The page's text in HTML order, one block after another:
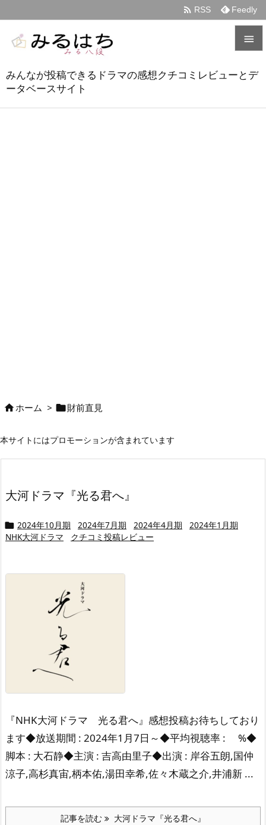
みんなが投稿できるドラマの感想クチコミレビューとデ
ータベースサイト

メニュ
 RSS Feedly
ホーム > 財前直見
本サイトにはプロモーションが含まれています
大河ドラマ『光る君へ』
 2024年10月期 2024年7月期 2024年4月期
2024年1月期
NHK大河ドラマ
クチコミ投稿レビュー
『NHK大河ドラマ 光る君へ』感想投稿お待ちしており
ます◆放送期間 : 2024年1月7日～◆平均視聴率 : %◆
脚本 : 大石静◆主演 : 吉高由里子◆出演 : 岸谷五朗,国仲
涼子,高杉真宙,柄本佑,湯田幸希,佐々木蔵之介,井浦新 ...
記事を読む 大河ドラマ『光る君へ』